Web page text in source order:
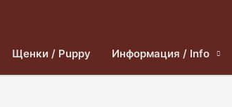
Щенки / Puppy Информация / Info